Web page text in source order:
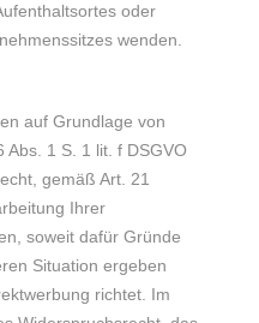
oder
wenden.
auf Grundlage von
1 S. 1 lit. f DSGVO
gemäß Art. 21
Ihrer
soweit dafür Gründe
Situation ergeben
richtet. Im